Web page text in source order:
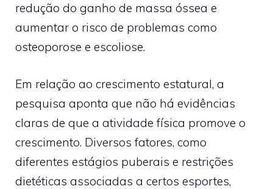
redução do ganho de massa óssea e
aumentar o risco de problemas como
osteoporose e escoliose.
Em relação ao crescimento estatural, a
pesquisa aponta que não há evidências
claras de que a atividade física promove o
crescimento. Diversos fatores, como
diferentes estágios puberais e restrições
dietéticas associadas a certos esportes,